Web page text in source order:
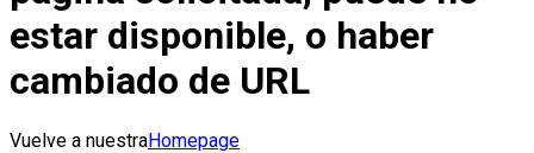
estar disponible, o haber
cambiado de URL
Vuelve a nuestraHomepage